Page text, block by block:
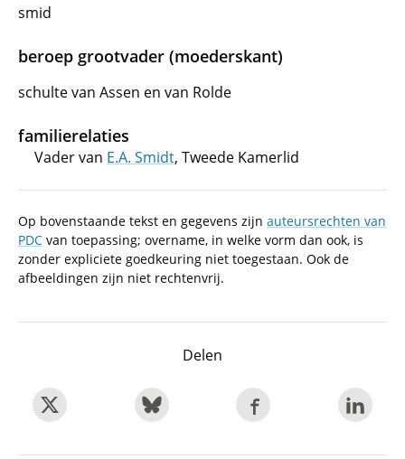
smid
beroep grootvader (moederskant)
schulte van Assen en van Rolde
familierelaties
Vader van E.A. Smidt, Tweede Kamerlid
Op bovenstaande tekst en gegevens zijn auteursrechten van
PDC van toepassing; overname, in welke vorm dan ook, is
zonder expliciete goedkeuring niet toegestaan. Ook de
afbeeldingen zijn niet rechtenvrij.
Delen